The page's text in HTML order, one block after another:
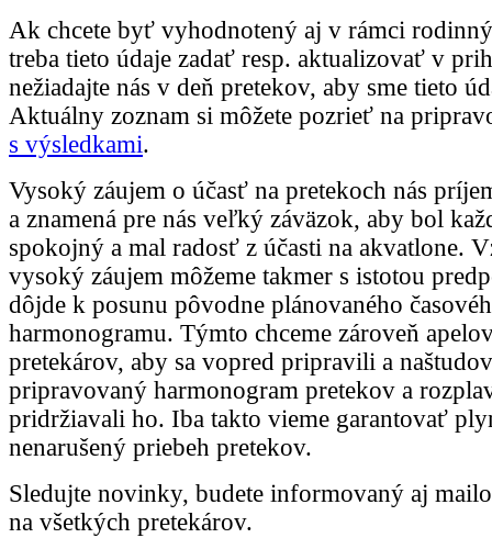
Ak chcete byť vyhodnotený aj v rámci
treba tieto údaje zadať resp. aktualizovať v
nežiadajte nás v deň pretekov, aby sme tieto
Aktuálny zoznam si môžete pozrieť na
s výsledkami.
Vysoký záujem o účasť na pretekoch nás
a znamená pre nás veľký záväzok, aby bol
spokojný a mal radosť z účasti na akvatlone.
vysoký záujem môžeme takmer s istotou
dôjde k posunu pôvodne plánovaného
harmonogramu. Týmto chceme zároveň
pretekárov, aby sa vopred pripravili a
pripravovaný harmonogram pretekov a
pridržiavali ho. Iba takto vieme garantovať
nenarušený priebeh pretekov.
Sledujte novinky, budete informovaný aj
na všetkých pretekárov.